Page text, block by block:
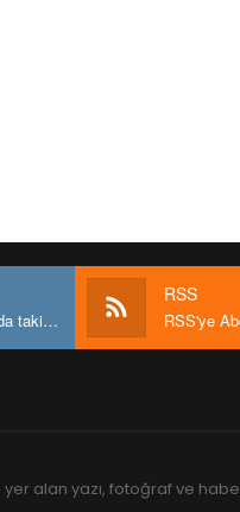
Bizi Instagram'da takip edin
RSS
RSS'ye
alan yazı, fotoğraf ve